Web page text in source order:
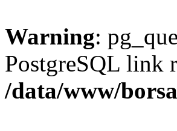
Warning:
PostgreSQL link
/data/www/